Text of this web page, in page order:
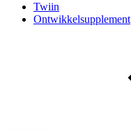
Twiin
Ontwikkelsupplement